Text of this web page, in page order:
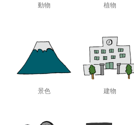
動物 植物
景色 建物